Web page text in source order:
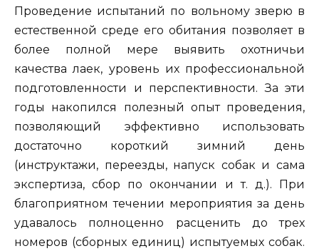
Проведение испытаний по вольному зверю в
естественной среде его обитания позволяет в
более полной мере выявить охотничьи
качества лаек, уровень их профессиональной
подготовленности и перспективности. За эти
годы накопился полезный опыт проведения,
позволяющий эффективно использовать
достаточно короткий зимний день
(инструктажи, переезды, напуск собак и сама
экспертиза, сбор по окончании и т. д.). При
благоприятном течении мероприятия за день
удавалось полноценно расценить до трех
номеров (сборных единиц) испытуемых собак.